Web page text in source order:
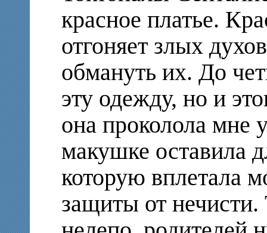
красное платье.
отгоняет злых
обмануть их. До
эту одежду, но и
она проколола мне
макушке оставила
которую вплетала
защиты от нечисти.